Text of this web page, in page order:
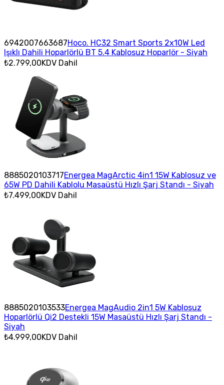
6942007663687Hoco. HC32 Smart Sports 2x10W Led
Işıklı Dahili Hoparlörlü BT 5.4 Kablosuz Hoparlör - Siyah
₺2.799,00KDV Dahil
8885020103717Energea MagArctic 4in1 15W Kablosuz ve
65W PD Dahili Kablolu Masaüstü Hızlı Şarj Standı - Siyah
₺7.499,00KDV Dahil
8885020103533Energea MagAudio 2in1 5W Kablosuz
Hoparlörlü Qi2 Destekli 15W Masaüstü Hızlı Şarj Standı -
Siyah
₺4.999,00KDV Dahil